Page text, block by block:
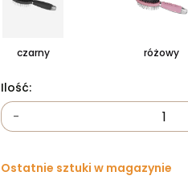
czarny różowy
Ilość:
-
Ostatnie sztuki w magazynie